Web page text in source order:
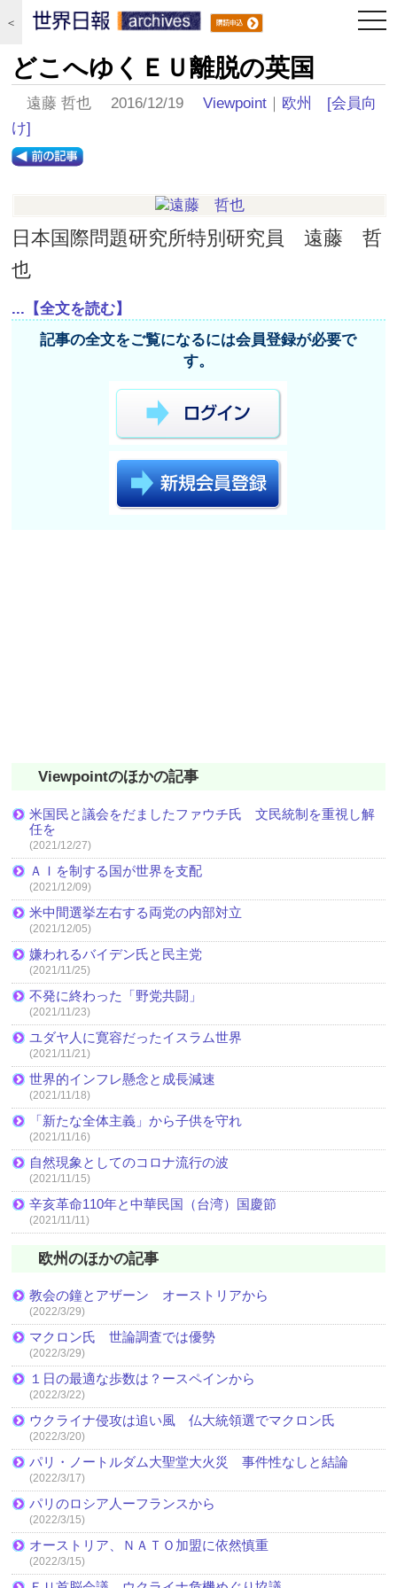
＜
どこへゆくＥＵ離脱の英国
遠藤 哲也 2016/12/19Viewpoint ｜ 欧州
[会員向
け]
日本国際問題研究所特別研究員 遠藤 哲
也
...【全文を読む】
記事の全文をご覧になるには会員登録が必要で
す。
Viewpointのほかの記事
米国民と議会をだましたファウチ氏 文民統制を重視し解
任を
(2021/12/27)
ＡＩを制する国が世界を支配
(2021/12/09)
米中間選挙左右する両党の内部対立
(2021/12/05)
嫌われるバイデン氏と民主党
(2021/11/25)
不発に終わった「野党共闘」
(2021/11/23)
ユダヤ人に寛容だったイスラム世界
(2021/11/21)
世界的インフレ懸念と成長減速
(2021/11/18)
「新たな全体主義」から子供を守れ
(2021/11/16)
自然現象としてのコロナ流行の波
(2021/11/15)
辛亥革命110年と中華民国（台湾）国慶節
(2021/11/11)
欧州のほかの記事
教会の鐘とアザーン オーストリアから
(2022/3/29)
マクロン氏 世論調査では優勢
(2022/3/29)
１日の最適な歩数は？ースペインから
(2022/3/22)
ウクライナ侵攻は追い風 仏大統領選でマクロン氏
(2022/3/20)
パリ・ノートルダム大聖堂大火災 事件性なしと結論
(2022/3/17)
パリのロシア人ーフランスから
(2022/3/15)
オーストリア、ＮＡＴＯ加盟に依然慎重
(2022/3/15)